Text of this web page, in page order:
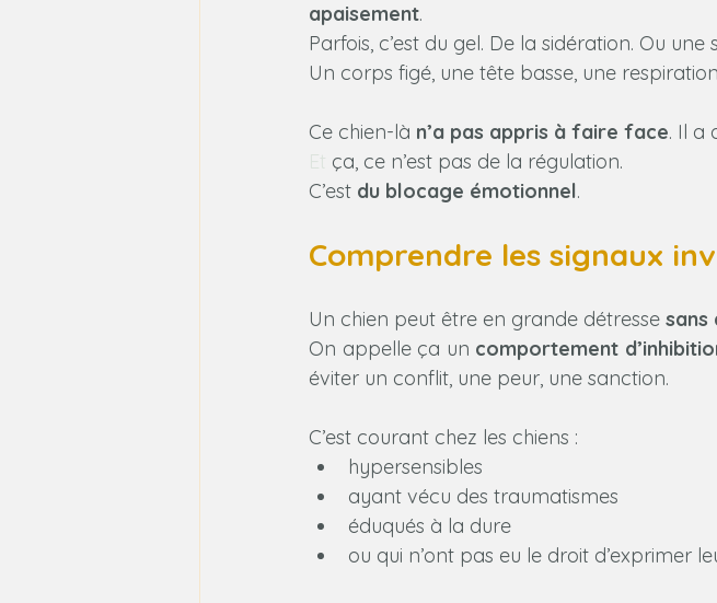
apaisement.
Parfois, c’est du gel. De la sidération. Ou une
Un corps figé, une tête basse, une
Ce chien-là n’a pas appris à faire face. Il a
ça, ce n’est pas de la régulation.
C’est du blocage émotionnel.
Comprendre les signaux
Un chien peut être en grande détresse sans
On appelle ça un comportement
éviter un conflit, une peur, une sanction.
C’est courant chez les chiens :
hypersensibles
ayant vécu des traumatismes
éduqués à la dure
ou qui n’ont pas eu le droit d’exprimer